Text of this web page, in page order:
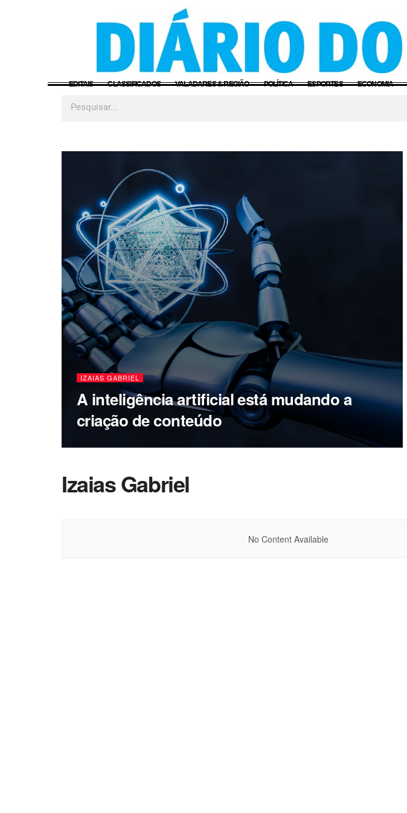
EDITAIS CLASSIFICADOS VALADARES & REGIÃO POLÍTICA ESPORTES ECONOMIA
IZAIAS GABRIEL
A inteligência artificial está mudando a
criação de conteúdo
Izaias Gabriel
No Content Available